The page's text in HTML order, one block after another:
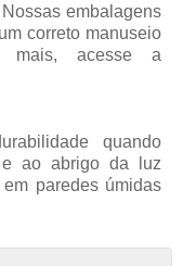
embalagens
correto manuseio
mais, acesse a
quando
e ao abrigo da luz
paredes úmidas